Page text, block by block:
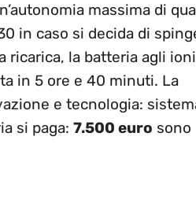
massima di
in caso si decida di
ricarica, la batteria agli
in 5 ore e 40 minuti. La
e tecnologia:
si paga: 7.500 euro sono